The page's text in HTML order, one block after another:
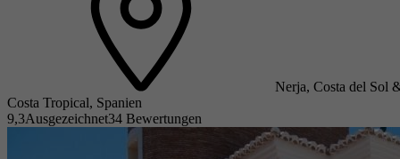
Nerja, Costa del Sol
Costa Tropical, Spanien
9,3Ausgezeichnet34 Bewertungen